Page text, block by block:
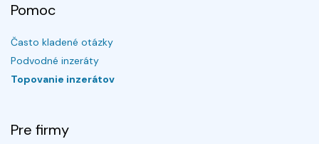
Pomoc
Často kladené otázky
Podvodné inzeráty
Topovanie inzerátov
Pre firmy